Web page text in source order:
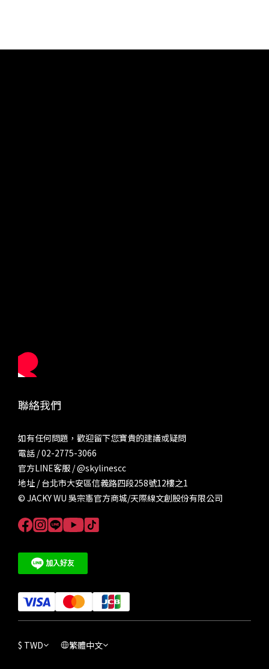
聯絡我們
如有任何問題，歡迎留下您寶貴的建議或疑問
電話 / 02-2775-3066
官方LINE客服 /@skylinescc
地址 / 台北市大安區信義路四段258號12樓之1
© JACKY WU 吳宗憲官方商城/天際線文創股份有限公司
$ TWD 繁體中文